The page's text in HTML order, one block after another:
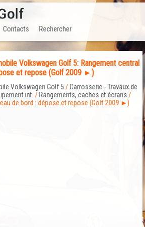
Contacts Rechercher
Volkswagen Golf 5: Rangement central
et repose (Golf 2009 ►)
Volkswagen Golf 5 /Carrosserie - Travaux de
int. / Rangements, caches et écrans /
de bord : dépose et repose (Golf 2009 ►)